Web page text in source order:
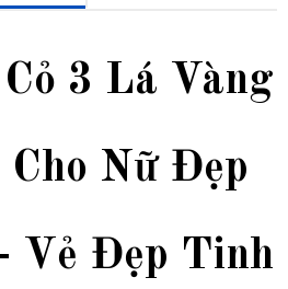
3 Lá Vàng
Nữ Đẹp
Vẻ Đẹp Tinh